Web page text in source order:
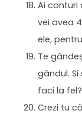
Ai conturi
vei avea
ele,
Te
gândul.
faci la fel?
Crezi tu